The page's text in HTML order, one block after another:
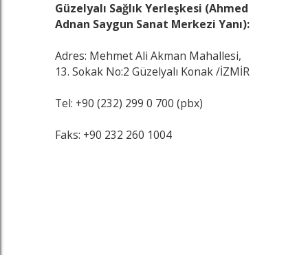
Güzelyalı Sağlık Yerleşkesi (Ahmed
Adnan Saygun Sanat Merkezi Yanı):
Adres: Mehmet Ali Akman Mahallesi,
13. Sokak No:2 Güzelyalı Konak /İZMİR
Tel: +90 (232) 299 0 700 (pbx)
Faks: +90 232 260 1004